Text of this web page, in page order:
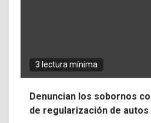
3 lectura mínima
Denuncian los sobornos
de regularización de autos